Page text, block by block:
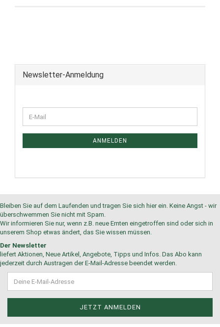
Newsletter-Anmeldung
ANMELDEN
Bleiben Sie auf dem Laufenden und tragen Sie sich hier ein. Keine Angst - wir
überschwemmen Sie nicht mit Spam.
Wir informieren Sie nur, wenn z.B. neue Ernten eingetroffen sind oder sich in
unserem Shop etwas ändert, das Sie wissen müssen.
Der Newsletter
liefert Aktionen, Neue Artikel, Angebote, Tipps und Infos. Das Abo kann
jederzeit durch Austragen der E-Mail-Adresse beendet werden.